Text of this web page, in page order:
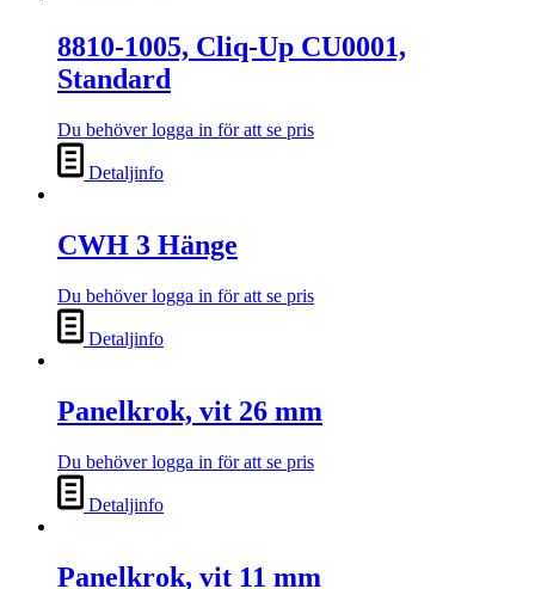
8810-1005, Cliq-Up CU0001,
Standard
Du behöver logga in för att se pris
Detaljinfo
CWH 3 Hänge
Du behöver logga in för att se pris
Detaljinfo
Panelkrok, vit 26 mm
Du behöver logga in för att se pris
Detaljinfo
Panelkrok, vit 11 mm